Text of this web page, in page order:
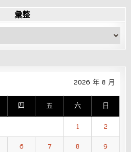
彙整
2026 年 8 月
四 五 六 日
1
2
6 7 8
9